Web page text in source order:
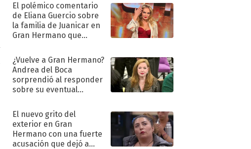
El polémico comentario
de Eliana Guercio sobre
la familia de Juanicar en
Gran Hermano que
¿Vuelve a Gran Hermano?
Andrea del Boca
sorprendió al responder
sobre su eventual
El nuevo grito del
exterior en Gran
Hermano con una fuerte
acusación que dejó a